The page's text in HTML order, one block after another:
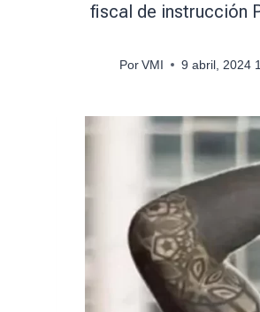
fiscal de instrucción
Por VMI 9 abril, 2024